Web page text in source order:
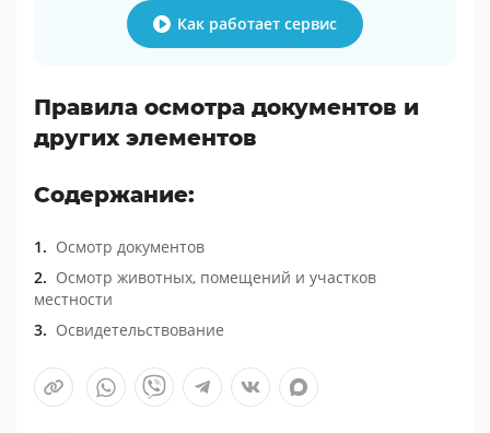
Как работает сервис
Правила осмотра документов и
других элементов
Содержание:
Осмотр документов
Осмотр животных, помещений и участков
местности
Освидетельствование